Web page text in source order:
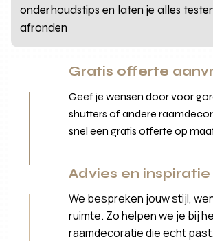
onderhoudstips en laten je alles
afronden
Gratis offerte
Geef je wensen door voor
shutters of andere
snel een gratis offerte op
Advies en inspiratie
We bespreken jouw stijl,
ruimte. Zo helpen we je bij
raamdecoratie die echt past.